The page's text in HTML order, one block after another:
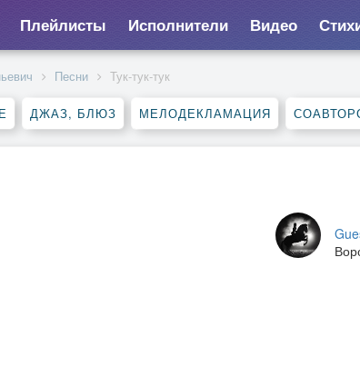
Плейлисты Исполнители Видео
Песни Тук-тук-тук
ДЖАЗ, БЛЮЗ МЕЛОДЕКЛАМАЦИЯ